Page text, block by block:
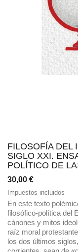
FILOSOFÍA DEL
SIGLO XXI.
POLÍTICO DE
30,00 €
Impuestos incluidos
En este texto
filosófico-política del
cánones y mitos
raíz moral
los dos últimos